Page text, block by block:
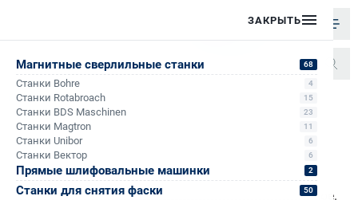
Главная/Избранное
Вы пока не добавили ни одного товара в избранное.
ЗАКРЫТЬ
Магнитные сверлильные станки 68
Станки Bohre 4
Станки Rotabroach 15
Станки BDS Maschinen 23
Станки Magtron 11
Станки Unibor 6
Станки Вектор 6
Прямые шлифовальные машинки 2
Станки для снятия фаски 50